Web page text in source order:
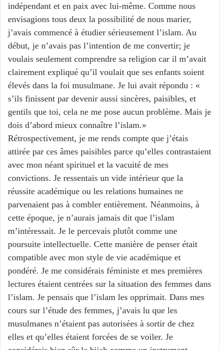
indépendant et en paix avec lui-même. Comme nous
envisagions tous deux la possibilité de nous marier,
j’avais commencé à étudier sérieusement l’islam. Au
début, je n’avais pas l’intention de me convertir; je
voulais seulement comprendre sa religion car il m’avait
clairement expliqué qu’il voulait que ses enfants soient
élevés dans la foi musulmane. Je lui avait répondu : «
s’ils finissent par devenir aussi sincères, paisibles, et
gentils que toi, cela ne me pose aucun problème. Mais je
dois d’abord mieux connaître l’islam.»
Rétrospectivement, je me rends compte que j’étais
attirée par ces âmes paisibles parce qu’elles contrastaient
avec mon néant spirituel et la vacuité de mes
convictions. Je ressentais un vide intérieur que la
réussite académique ou les relations humaines ne
parvenaient pas à combler entièrement. Néanmoins, à
cette époque, je n’aurais jamais dit que l’islam
m’intéressait. Je le percevais plutôt comme une
poursuite intellectuelle. Cette manière de penser était
compatible avec mon style de vie académique et
pondéré. Je me considérais féministe et mes premières
lectures étaient centrées sur la situation des femmes dans
l’islam. Je pensais que l’islam les opprimait. Dans mes
cours sur l’étude des femmes, j’avais lu que les
musulmanes n’étaient pas autorisées à sortir de chez
elles et qu’elles étaient forcées de se voiler. Je